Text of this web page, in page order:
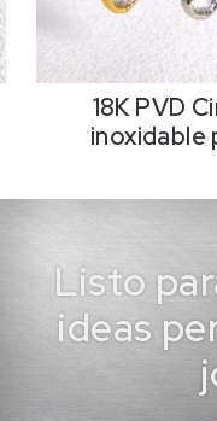
18K PVD
inoxidable
Listo
ideas